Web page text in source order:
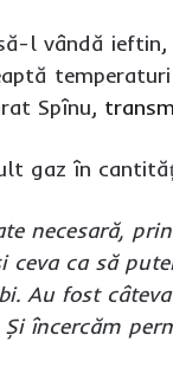
l vândă
temperaturi
Spînu,
gaz în
necesară,
ca să
Au fost
încercăm